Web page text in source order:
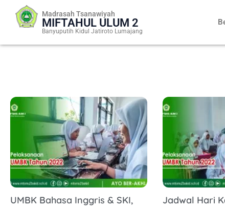
Madrasah Tsanawiyah
MIFTAHUL ULUM 2
Banyuputih Kidul Jatiroto Lumajang
UMBK Bahasa Inggris & SKI,
Jadwal Hari